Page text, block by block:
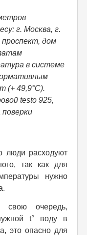
г. Москва, г.
проспект, дом
в системе
(+ 49,9°С).
testo 925,
люди расходуют
так как для
нужно
свою очередь,
t° воду в
это опасно для